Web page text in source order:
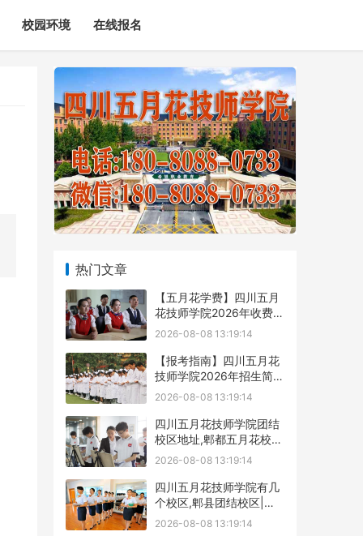
校园环境 在线报名
热门文章
【五月花学费】四川五月
花技师学院2026年收费标
准及招生专业
2026-08-08 13:19:14
【报考指南】四川五月花
技师学院2026年招生简章
及学费表
2026-08-08 13:19:14
四川五月花技师学院团结
校区地址,郫都五月花校园
环境好不好
2026-08-08 13:19:14
四川五月花技师学院有几
个校区,郫县团结校区|金
堂校区|康定分校
2026-08-08 13:19:14